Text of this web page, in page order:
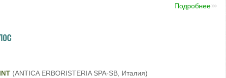
Подробнее
(ANTICA ERBORISTERIA SPA-SB, Италия)